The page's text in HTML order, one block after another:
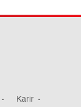
Karir